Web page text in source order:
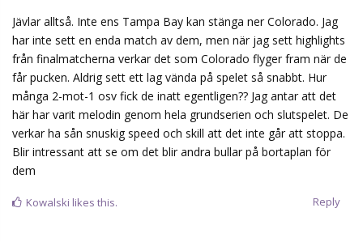
Jävlar alltså. Inte ens Tampa Bay kan stänga ner Colorado. Jag
har inte sett en enda match av dem, men när jag sett highlights
från finalmatcherna verkar det som Colorado flyger fram när de
får pucken. Aldrig sett ett lag vända på spelet så snabbt. Hur
många 2-mot-1 osv fick de inatt egentligen?? Jag antar att det
här har varit melodin genom hela grundserien och slutspelet. De
verkar ha sån snuskig speed och skill att det inte går att stoppa.
Blir intressant att se om det blir andra bullar på bortaplan för
dem
Reply
Kowalski likes this.